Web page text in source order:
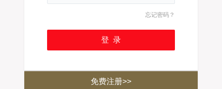
忘记密码？
免费注册>>